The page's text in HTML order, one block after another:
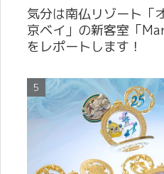
気分は南仏リゾート「
京ベイ」の新客室「
をレポートします！